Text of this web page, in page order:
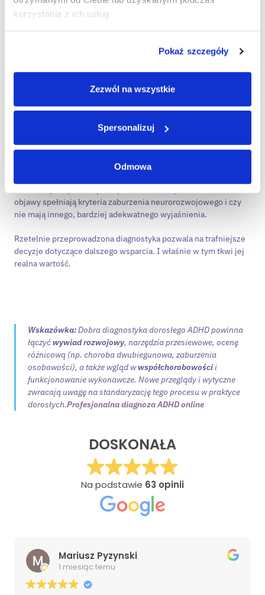
korzystania z ich usług.
Pokaż szczegóły
Zezwól na wszystkie
Spersonalizuj
Odmowa
odejście od narracji o „braku dyscypliny”,
W tym sensie diagnoza nie jest końcem procesu, lecz jego
Podsumowanie
Diagnoza ADHD u dorosłychto złożony proces wymagający
analizy historii życia, aktualnych trudności i ich konsekwencji.
objawy spełniają kryteria zaburzenia neurorozwojowego i czy
nie mają innego, bardziej adekwatnego wyjaśnienia.
Rzetelnie przeprowadzona diagnostyka pozwala na trafniejsze
decyzje dotyczące dalszego wsparcia. I właśnie w tym tkwi jej
realna wartość.
Wskazówka:Dobra diagnostyka dorosłego ADHD powinna
łączyć wywiad rozwojowy, narzędzia przesiewowe, ocenę
różnicową (np. choroba dwubiegunowa, zaburzenia
osobowości), a także wgląd wwspółchorobowościi
funkcjonowanie wykonawcze. Nowe przeglądy i wytyczne
zwracają uwagę na standaryzację tego procesu w praktyce
dorosłych.Profesjonalna diagnoza ADHD online
DOSKONAŁA
Na podstawie 63 opinii
Mariusz Pyzynski
1 miesiąc temu